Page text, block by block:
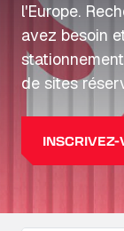
l'Europe.
avez besoin
de sites